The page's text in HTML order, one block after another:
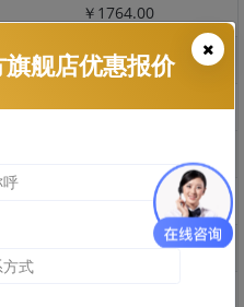
￥1764.00
￥353.00
￥1365.00
￥1183.00
￥1980.00
旗舰店优惠报价